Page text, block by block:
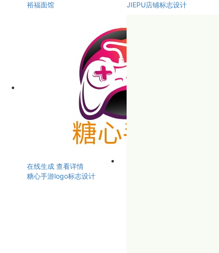
裕福面馆
JIEPU店铺标志设计
在线生成 查看详情
糖心手游logo标志设计